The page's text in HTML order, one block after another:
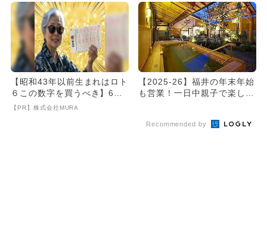
【昭和43年以前生まれはロト
６この数字を買うべき】6つ
の数字が「完全一致」する
【PR】株式会社MURA
【2025-26】福井の年末年始
も営業！一日中親子で楽しめ
Recommended by